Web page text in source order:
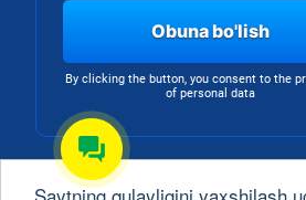
Obuna bo'lish
By clicking the button, you consent to the
of personal data